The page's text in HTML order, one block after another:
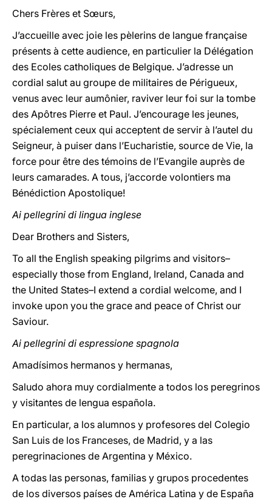
Chers Frères et Sœurs,
J’accueille avec joie les pèlerins de langue française
présents à cette audience, en particulier la Délégation
des Ecoles catholiques de Belgique. J’adresse un
cordial salut au groupe de militaires de Périgueux,
venus avec leur aumônier, raviver leur foi sur la tombe
des Apôtres Pierre et Paul. J’encourage les jeunes,
spécialement ceux qui acceptent de servir à l’autel du
Seigneur, à puiser dans l’Eucharistie, source de Vie, la
force pour être des témoins de l’Evangile auprès de
leurs camarades. A tous, j’accorde volontiers ma
Bénédiction Apostolique!
Ai pellegrini di lingua inglese
Dear Brothers and Sisters,
To all the English speaking pilgrims and visitors–
especially those from England, Ireland, Canada and
the United States–I extend a cordial welcome, and I
invoke upon you the grace and peace of Christ our
Saviour.
Ai pellegrini di espressione spagnola
Amadísimos hermanos y hermanas,
Saludo ahora muy cordialmente a todos los peregrinos
y visitantes de lengua española.
En particular, a los alumnos y profesores del Colegio
San Luis de los Franceses, de Madrid, y a las
peregrinaciones de Argentina y México.
A todas las personas, familias y grupos procedentes
de los diversos países de América Latina y de España